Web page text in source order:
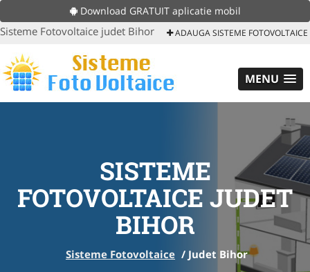
Download GRATUIT aplicatie mobil
Sisteme Fotovoltaice judet Bihor ADAUGA SISTEME FOTOVOLTAICE
MENU
SISTEME
FOTOVOLTAICE JUDET
BIHOR
Sisteme Fotovoltaice / Judet Bihor